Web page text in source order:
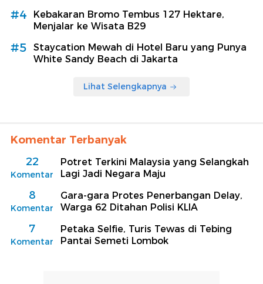
#4
Kebakaran Bromo Tembus 127 Hektare,
Menjalar ke Wisata B29
#5
Staycation Mewah di Hotel Baru yang Punya
White Sandy Beach di Jakarta
Lihat Selengkapnya
Komentar Terbanyak
22
Komentar
Potret Terkini Malaysia yang Selangkah
Lagi Jadi Negara Maju
8
Komentar
Gara-gara Protes Penerbangan Delay,
Warga 62 Ditahan Polisi KLIA
7
Komentar
Petaka Selfie, Turis Tewas di Tebing
Pantai Semeti Lombok